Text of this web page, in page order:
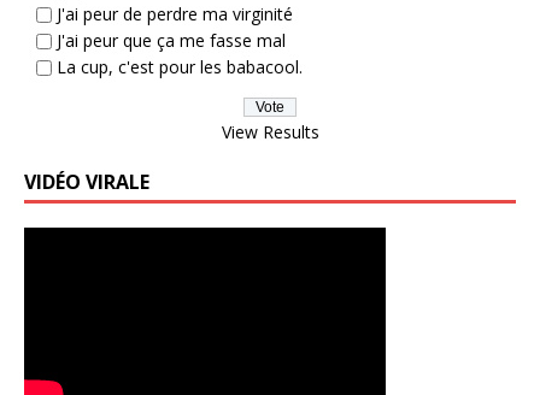
J'ai peur de perdre ma virginité
J'ai peur que ça me fasse mal
La cup, c'est pour les babacool.
View Results
VIDÉO VIRALE